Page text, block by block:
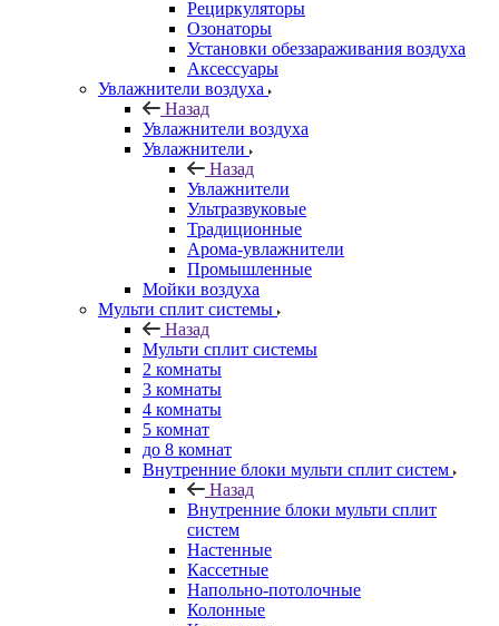
Рециркуляторы
Озонаторы
Установки обеззараживания воздуха
Аксессуары
Увлажнители воздуха
Назад
Увлажнители воздуха
Увлажнители
Назад
Увлажнители
Ультразвуковые
Традиционные
Арома-увлажнители
Промышленные
Мойки воздуха
Мульти сплит системы
Назад
Мульти сплит системы
2 комнаты
3 комнаты
4 комнаты
5 комнат
до 8 комнат
Внутренние блоки мульти сплит систем
Назад
Внутренние блоки мульти сплит
систем
Настенные
Кассетные
Напольно-потолочные
Колонные